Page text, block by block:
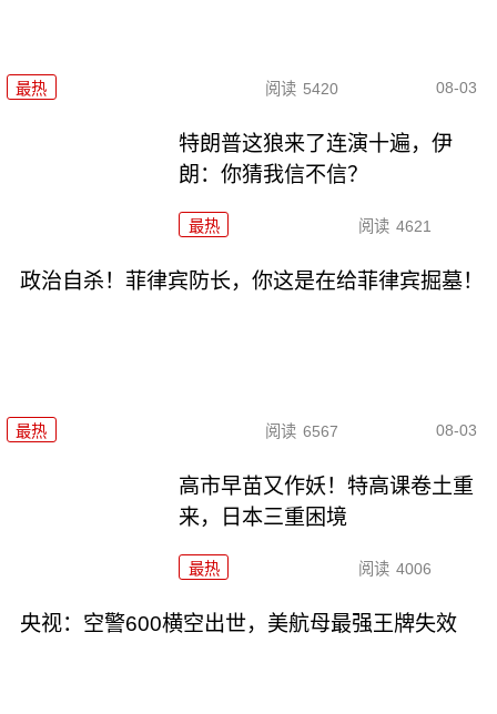
最热 阅读 5420 08-03
特朗普这狼来了连演十遍，伊
朗：你猜我信不信？
最热 阅读 4621
政治自杀！菲律宾防长，你这是在给菲律宾掘墓！
最热 阅读 6567 08-03
高市早苗又作妖！特高课卷土重
来，日本三重困境
最热 阅读 4006
央视：空警600横空出世，美航母最强王牌失效